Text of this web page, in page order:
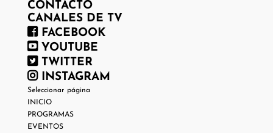
CONTACTO
CANALES DE TV
FACEBOOK
YOUTUBE
TWITTER
INSTAGRAM
Seleccionar página
INICIO
PROGRAMAS
EVENTOS